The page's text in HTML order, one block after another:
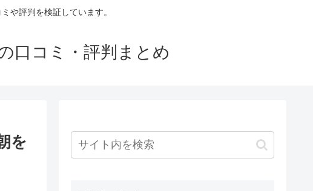
や評判を検証しています。
口コミ・評判まとめ
を